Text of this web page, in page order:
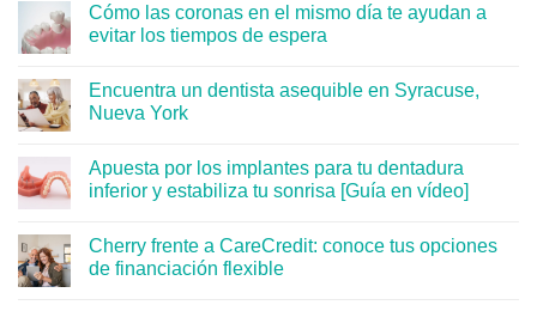
Cómo las coronas en el mismo día te ayudan a
evitar los tiempos de espera
Encuentra un dentista asequible en Syracuse,
Nueva York
Apuesta por los implantes para tu dentadura
inferior y estabiliza tu sonrisa [Guía en vídeo]
Cherry frente a CareCredit: conoce tus opciones
de financiación flexible